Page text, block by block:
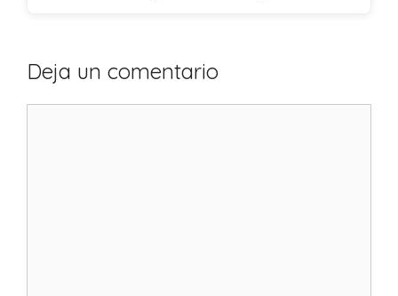
Deja un comentario